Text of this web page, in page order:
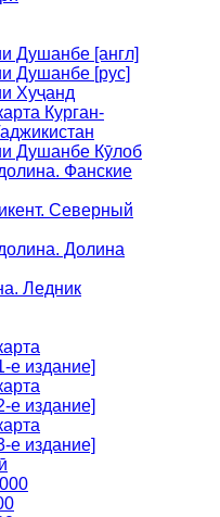
Душанбе [англ]
Душанбе [рус]
Хуҷанд
Курган-
Душанбе Кӯлоб
Фанские
Северный
Долина
Ледник
е издание]
е издание]
е издание]